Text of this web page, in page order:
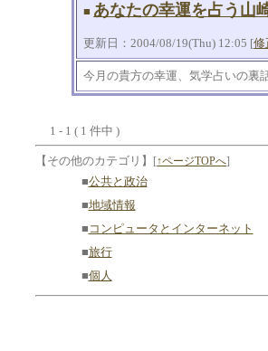
■ あなたの幸運を占う山
更新日：2004/08/19(Thu) 12:05 [修
今月の貴方の幸運、気学占いの裏
1 - 1 ( 1 件中 )
【その他のカテゴリ】 [↑ページTOPへ]
■公共と政治
■地域情報
■ コンピュータとインターネット
■旅行
■個人